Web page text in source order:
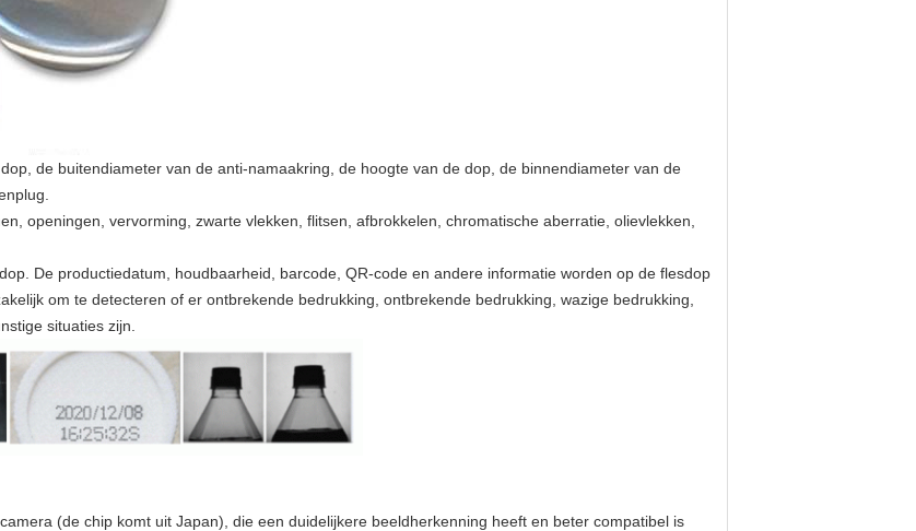
de buitendiameter van de anti-namaakring, de hoogte van de dop, de binnendiameter van de
openingen, vervorming, zwarte vlekken, flitsen, afbrokkelen, chromatische aberratie, olievlekken,
De productiedatum, houdbaarheid, barcode, QR-code en andere informatie worden op de flesdop
om te detecteren of er ontbrekende bedrukking, ontbrekende bedrukking, wazige bedrukking,
situaties zijn.
(de chip komt uit Japan), die een duidelijkere beeldherkenning heeft en beter compatibel is